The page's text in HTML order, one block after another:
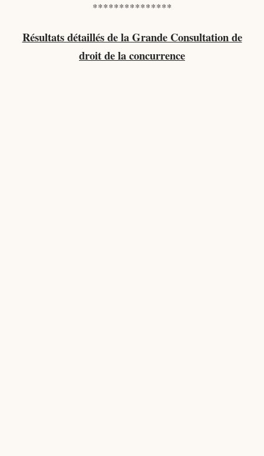
***************
Résultats détaillés de la Grande Consultation de
droit de la concurrence